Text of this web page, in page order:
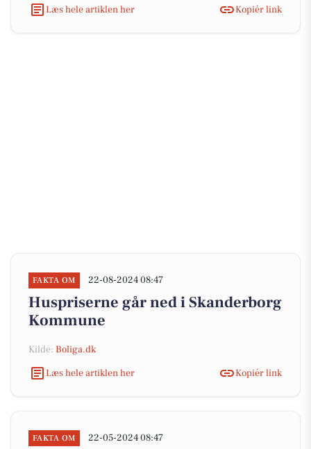
Læs hele artiklen her Kopiér link
FAKTA OM 22-08-2024 08:47
Huspriserne går ned i Skanderborg
Kommune
Kilde: Boliga.dk
Læs hele artiklen her
Kopiér link
FAKTA OM 22-05-2024 08:47